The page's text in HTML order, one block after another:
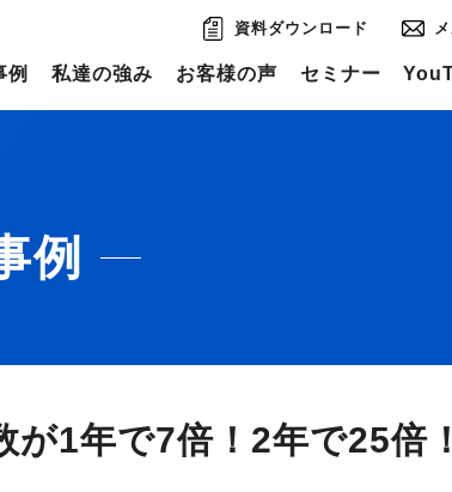
資料ダウンロード
例 私達の強み お客様の声 セミナー
例
1年で7倍！2年で25倍！